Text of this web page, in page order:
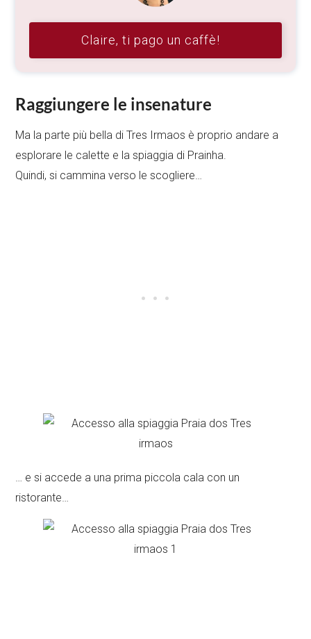
Claire, ti pago un caffè!
Raggiungere le insenature
Ma la parte più bella di Tres Irmaos è proprio andare a
esplorare le calette e la spiaggia di Prainha.
Quindi, si cammina verso le scogliere…
… e si accede a una prima piccola cala con un
ristorante…